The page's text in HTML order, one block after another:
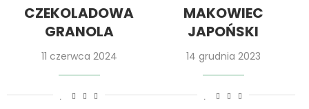
CZEKOLADOWA
GRANOLA
11 czerwca 2024
MAKOWIEC
JAPOŃSKI
14 grudnia 2023